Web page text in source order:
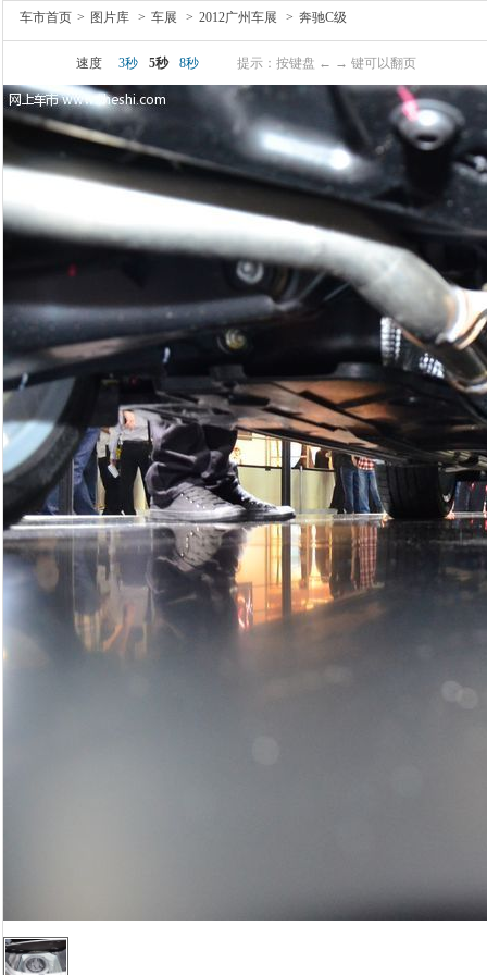
车市首页 > 图片库 > 车展 > 2012广州车展 > 奔驰C级
速度 3秒 5秒 8秒 提示：按键盘 ← → 键可以翻页